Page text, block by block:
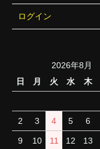
ログイン
2026年8月
日
月 火 水 木
2 3 4 5 6
9 10 11 12 13